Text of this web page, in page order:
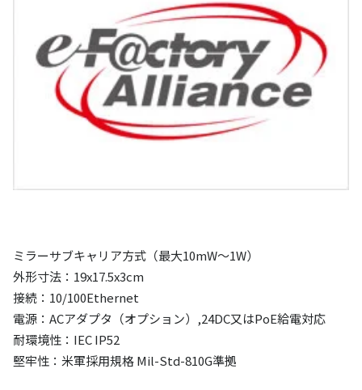
ミラーサブキャリア方式（最大10mW～1W）
外形寸法：19x17.5x3cm
接続：10/100Ethernet
電源：ACアダプタ（オプション）,24DC又はPoE給電対応
耐環境性：IEC IP52
堅牢性：米軍採用規格 Mil-Std-810G準拠